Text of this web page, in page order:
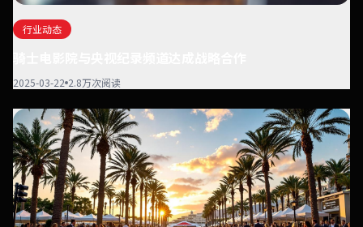
行业动态
2025-03-22 2.8万次阅读